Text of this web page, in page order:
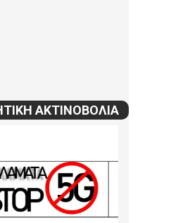
ΑΚΤΙΝΟΒΟΛΙΑ